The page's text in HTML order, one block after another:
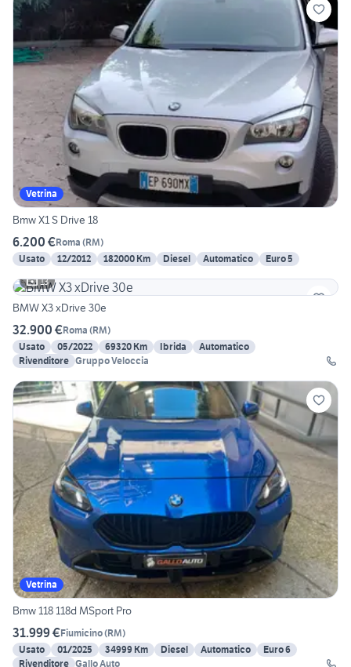
Vetrina
Bmw X1 S Drive 18
6.200 €Roma (RM)
Usato
12/2012 182000 Km Diesel Automatico
Euro 5
13
BMW X3 xDrive 30e
32.900 €Roma (RM)
Usato
05/2022 69320 Km Ibrida
Automatico
Rivenditore Gruppo Veloccia
Vetrina
Bmw 118 118d MSport Pro
31.999 €Fiumicino(RM)
Usato
01/2025 34999 Km Diesel Automatico
Euro 6
Rivenditore Gallo Auto